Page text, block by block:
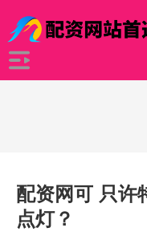
配资网可 只许
点灯？